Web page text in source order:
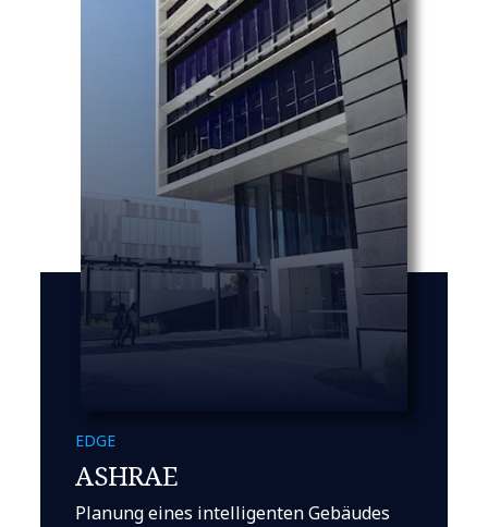
EDGE
ASHRAE
Planung eines intelligenten Gebäudes